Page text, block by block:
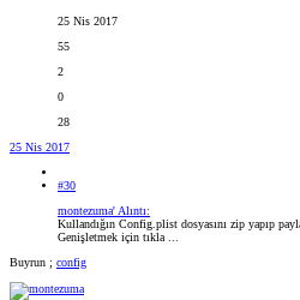
25 Nis 2017
55
2
0
28
25 Nis 2017
#30
montezuma' Alıntı:
Kullandığın Config.plist dosyasını zip yapıp
Genişletmek için tıkla ...
Buyrun ; config